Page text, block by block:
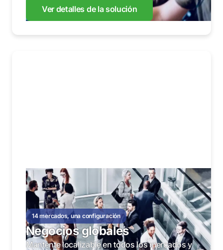
Ver detalles de la solución
14 mercados, una configuración
Negocios globales
Mantente localizable en todos los mercados y